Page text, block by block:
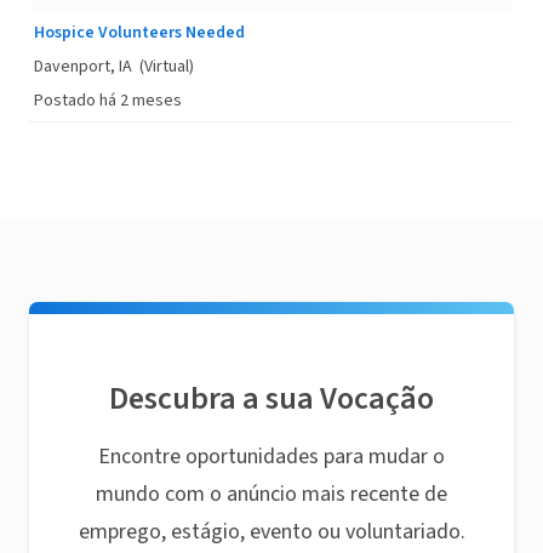
Hospice Volunteers Needed
Davenport, IA (Virtual)
Postado há 2 meses
Descubra a sua Vocação
Encontre oportunidades para mudar o
mundo com o anúncio mais recente de
emprego, estágio, evento ou voluntariado.